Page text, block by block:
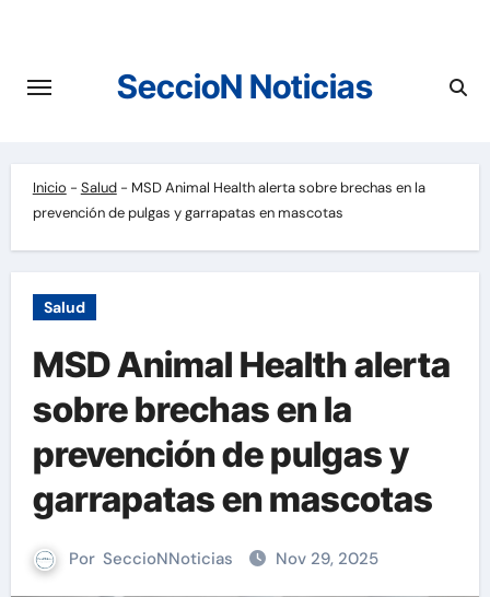
contenido
SeccioN Noticias
Inicio - Salud- MSD Animal Health alerta sobre brechas en la
prevención de pulgas y garrapatas en mascotas
Salud
MSD Animal Health alerta
sobre brechas en la
prevención de pulgas y
garrapatas en mascotas
Por SeccioNNoticias Nov 29, 2025